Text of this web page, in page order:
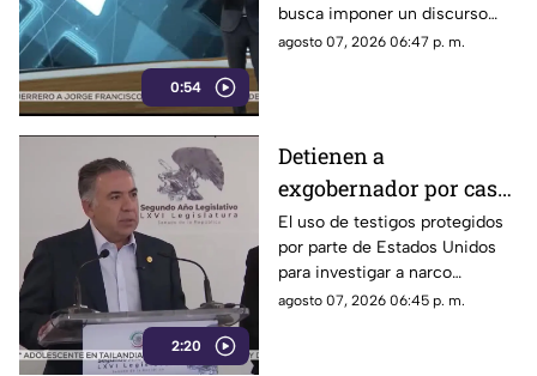
0:54
busca imponer un discurso
único y limitar las voces que
agosto 07, 2026 06:47 p. m.
2:20
Detienen a
exgobernador por caso
Ayotzinapa y desaforan
a alcaldes
El uso de testigos protegidos
por parte de Estados Unidos
para investigar a narco
políticos ha sido cuestionado
agosto 07, 2026 06:45 p. m.